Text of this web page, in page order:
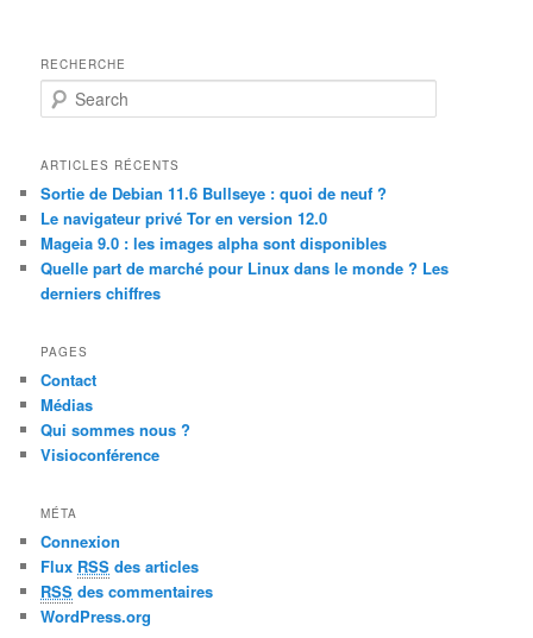
RECHERCHE
e
r
h
ARTICLES RÉCENTS
Sortie de Debian 11.6 Bullseye : quoi de neuf ?
Le navigateur privé Tor en version 12.0
Mageia 9.0 : les images alpha sont disponibles
Quelle part de marché pour Linux dans le monde ? Les
derniers chiffres
PAGES
Contact
Médias
Qui sommes nous ?
Visioconférence
MÉTA
Connexion
Flux RSS des articles
RSS des commentaires
WordPress.org